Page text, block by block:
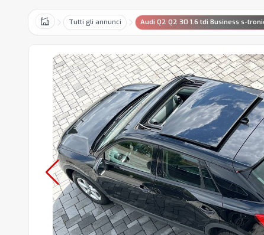
Home Tutti gli annunci Audi Q2 Q2 30 1.6 tdi Business s-